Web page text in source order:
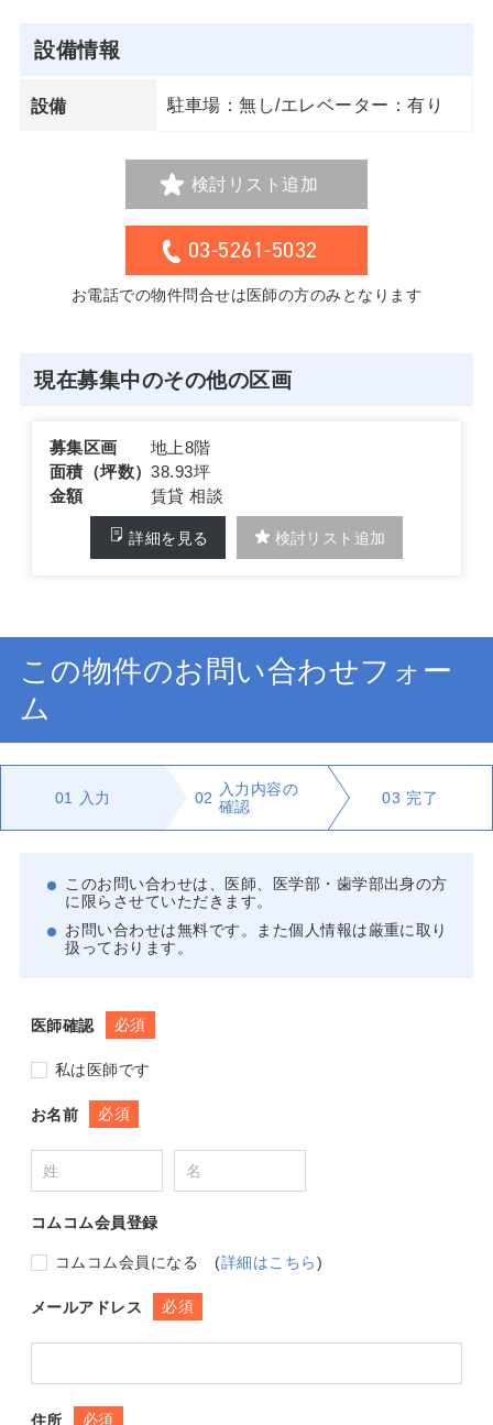
設備情報
設備 駐車場：無し/エレベーター：有り
検討リスト追加
03-5261-5032
お電話での物件問合せは医師の方のみとなります
現在募集中のその他の区画
募集区画
地上8階
面積（坪数）38.93坪
金額
賃貸 相談
詳細を見る 検討リスト追加
この物件のお問い合わせフォー
ム
01 入力 02
入力内容の
確認
03 完了
このお問い合わせは、医師、医学部・歯学部出身の方
に限らさせていただきます。
お問い合わせは無料です。また個人情報は厳重に取り
扱っております。
医師確認 必須
私は医師です
お名前 必須
コムコム会員登録
コムコム会員になる (詳細はこちら)
メールアドレス 必須
住所 必須